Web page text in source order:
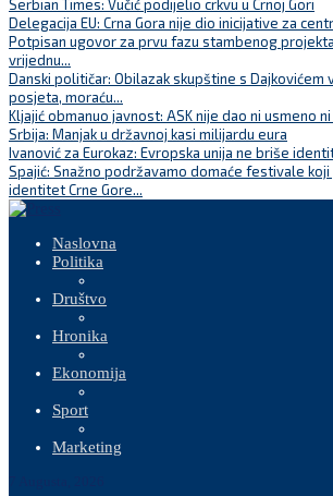
Serbian Times: Vučić podijelio crkvu u Crnoj Gori
Delegacija EU: Crna Gora nije dio inicijative za
Potpisan ugovor za prvu fazu stambenog
vrijednu...
Danski političar: Obilazak skupštine s Dajkovićem
posjeta, moraću...
Kljajić obmanuo javnost: ASK nije dao ni usmeno
Srbija: Manjak u državnoj kasi milijardu eura
Ivanović za Eurokaz: Evropska unija ne briše
Spajić: Snažno podržavamo domaće festivale
identitet Crne Gore...
Naslovna
Politika
Društvo
Hronika
Ekonomija
Sport
Marketing